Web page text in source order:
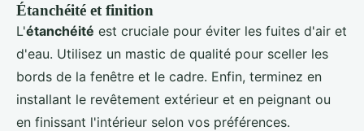
Étanchéité et finition
L'étanchéité est cruciale pour éviter les fuites d'air et
d'eau. Utilisez un mastic de qualité pour sceller les
bords de la fenêtre et le cadre. Enfin, terminez en
installant le revêtement extérieur et en peignant ou
en finissant l'intérieur selon vos préférences.